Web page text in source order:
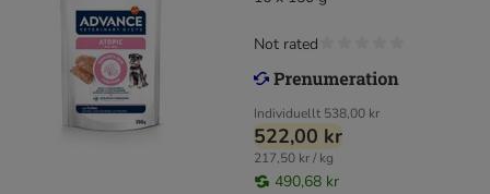
Individuellt 538,00 kr
522,00 kr
217,50 kr / kg
490,68 kr
Not rated